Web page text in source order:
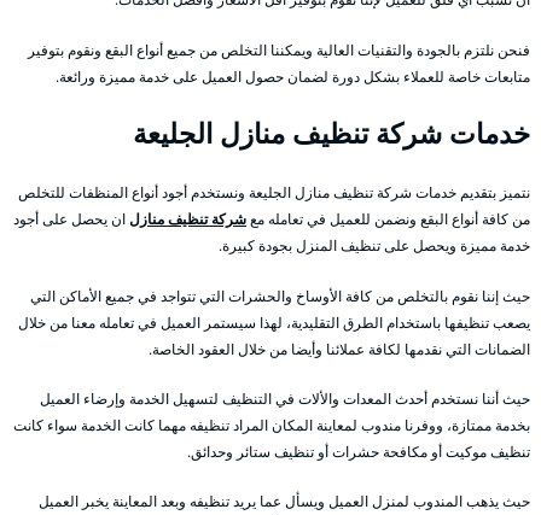
فنحن نلتزم بالجودة والتقنيات العالية ويمكننا التخلص من جميع أنواع البقع ونقوم بتوفير
متابعات خاصة للعملاء بشكل دورة لضمان حصول العميل على خدمة مميزة ورائعة.
خدمات شركة تنظيف منازل الجليعة
نتميز بتقديم خدمات شركة تنظيف منازل الجليعة ونستخدم أجود أنواع المنظفات للتخلص
من كافة أنواع البقع ونضمن للعميل في تعامله معشركة تنظيف منازلان يحصل على أجود
خدمة مميزة ويحصل على تنظيف المنزل بجودة كبيرة.
حيث إننا نقوم بالتخلص من كافة الأوساخ والحشرات التي تتواجد في جميع الأماكن التي
يصعب تنظيفها باستخدام الطرق التقليدية، لهذا سيستمر العميل في تعامله معنا من خلال
الضمانات التي نقدمها لكافة عملائنا وأيضا من خلال العقود الخاصة.
حيث أننا نستخدم أحدث المعدات والألات في التنظيف لتسهيل الخدمة وإرضاء العميل
بخدمة ممتازة، ووفرنا مندوب لمعاينة المكان المراد تنظيفه مهما كانت الخدمة سواء كانت
تنظيف موكيت أو مكافحة حشرات أو تنظيف ستائر وحدائق.
حيث يذهب المندوب لمنزل العميل ويسأل عما يريد تنظيفه وبعد المعاينة يخبر العميل